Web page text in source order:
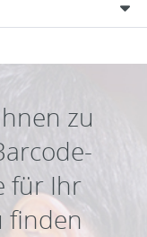
zu
für Ihr
finden